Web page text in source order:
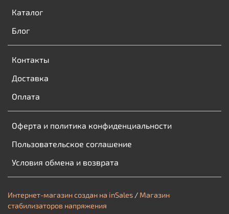
Каталог
Блог
Контакты
Доставка
Оплата
Оферта и политика конфиденциальности
Пользовательское соглашение
Условия обмена и возврата
Интернет-магазин создан на inSales / Магазин
стабилизаторов напряжения